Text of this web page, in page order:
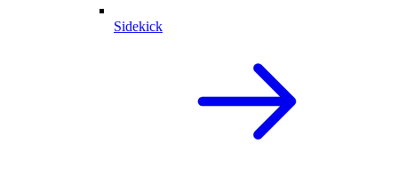
Sidekick